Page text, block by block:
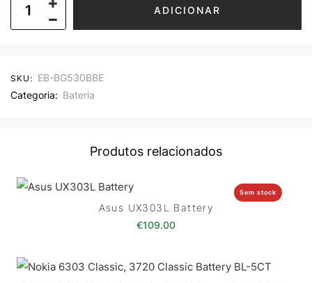
ADICIONAR
SKU: EB-BG530BBE
Categoria: Bateria
Produtos relacionados
Sem stock
Asus UX303L Battery
€109.00